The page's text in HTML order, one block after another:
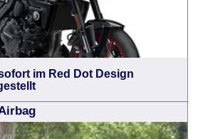
im Red Dot Design